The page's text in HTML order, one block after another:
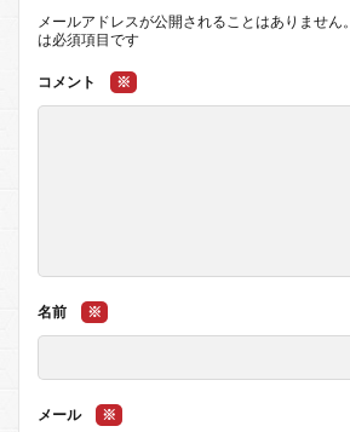
メールアドレスが公開されることはありません。
は必須項目です
コメント ※
名前 ※
メール ※